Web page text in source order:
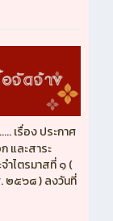
เรื่อง ประกาศ
และสาระ
ไตรมาสที่ ๑ (
๒๕๖๘ ) ลงวันที่